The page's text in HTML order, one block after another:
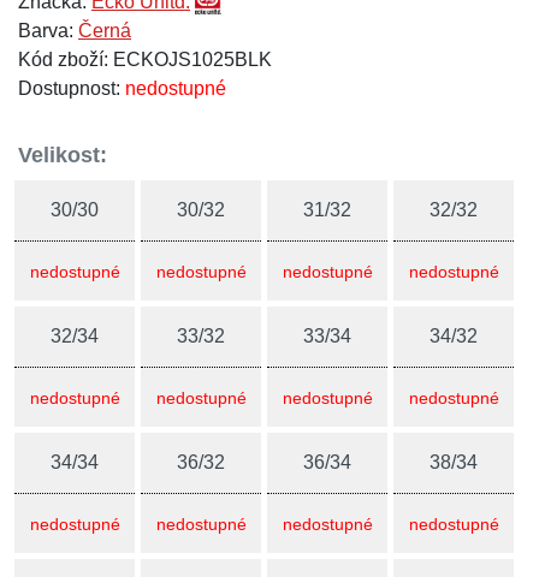
Barva: Černá
Kód zboží: ECKOJS1025BLK
Dostupnost: nedostupné
Velikost:
30/30
nedostupné
30/32
nedostupné
31/32
nedostupné
32/32
nedostupné
32/34
nedostupné
33/32
nedostupné
33/34
nedostupné
34/32
nedostupné
34/34
nedostupné
36/32
nedostupné
36/34
nedostupné
38/34
nedostupné